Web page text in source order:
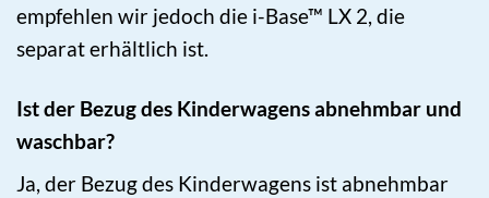
empfehlen wir jedoch die i-Base™ LX 2, die
separat erhältlich ist.
Ist der Bezug des Kinderwagens abnehmbar und
waschbar?
Ja, der Bezug des Kinderwagens ist abnehmbar